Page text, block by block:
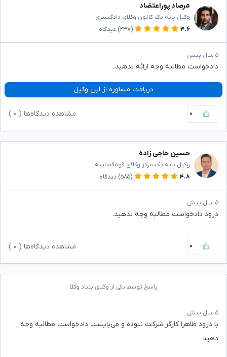
مرصاد پوراعتضاد
وکیل پایه یک کانون وکلای دادگستری
۴.۶
(۲۳۷) دیدگاه
۵ سال پیش
دادخواست مطالبه وجه ارائه بدهید.
دریافت مشاوره از این وکیل
۰ مشاهده دیدگاه‌ها ( ۰
حسین حاجی زاده
وکیل پایه یک مرکز وکلای قوه‌قضاییه
۴.۸
(۵۸۵) دیدگاه
۵ سال پیش
درود دادخواست مطالبه وجه بدهید.
۰ مشاهده دیدگاه‌ها ( ۰
پاسخ توسط یکی از وکلای بنیاد وکلا
۵ سال پیش
با درود ظاهرا کارگر شرکت نبوده و می‌بایست دادخواست مطالبه وجه
دهید